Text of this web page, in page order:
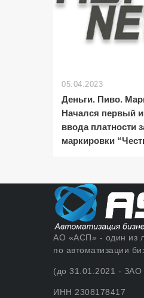
05.04.2023
Деньги. Пиво.
Начался первый
ввода платности
маркировки
АО «АСП» - один из
по автоматизации
(до 31.01.2021 -
ИНН 2308178417